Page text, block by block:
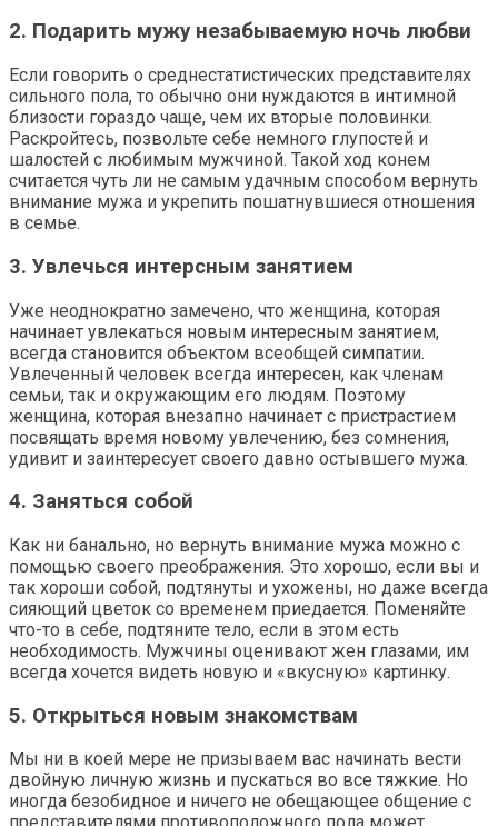
2. Подарить мужу незабываемую ночь любви
Если говорить о среднестатистических представителях
сильного пола, то обычно они нуждаются в интимной
близости гораздо чаще, чем их вторые половинки.
Раскройтесь, позвольте себе немного глупостей и
шалостей с любимым мужчиной. Такой ход конем
считается чуть ли не самым удачным способом вернуть
внимание мужа и укрепить пошатнувшиеся отношения
в семье.
3. Увлечься интерсным занятием
Уже неоднократно замечено, что женщина, которая
начинает увлекаться новым интересным занятием,
всегда становится объектом всеобщей симпатии.
Увлеченный человек всегда интересен, как членам
семьи, так и окружающим его людям. Поэтому
женщина, которая внезапно начинает с пристрастием
посвящать время новому увлечению, без сомнения,
удивит и заинтересует своего давно остывшего мужа.
4. Заняться собой
Как ни банально, но вернуть внимание мужа можно с
помощью своего преображения. Это хорошо, если вы и
так хороши собой, подтянуты и ухожены, но даже всегда
сияющий цветок со временем приедается. Поменяйте
что-то в себе, подтяните тело, если в этом есть
необходимость. Мужчины оценивают жен глазами, им
всегда хочется видеть новую и «вкусную» картинку.
5. Открыться новым знакомствам
Мы ни в коей мере не призываем вас начинать вести
двойную личную жизнь и пускаться во все тяжкие. Но
иногда безобидное и ничего не обещающее общение с